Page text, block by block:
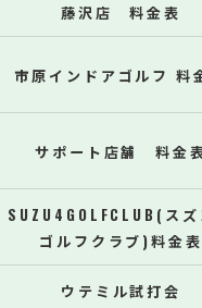
藤沢店 料金表
市原インドアゴルフ 料
サポート店舗 料金
SUZU4GOLFCLUB(スズ
ゴルフクラブ)料金表
ウテミル試打会